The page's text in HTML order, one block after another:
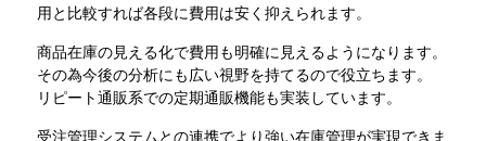
用と比較すれば各段に費用は安く抑えられます。
商品在庫の見える化で費用も明確に見えるようになります。
その為今後の分析にも広い視野を持てるので役立ちます。
リピート通販系での定期通販機能も実装しています。
受注管理システムとの連携でより強い在庫管理が実現できま